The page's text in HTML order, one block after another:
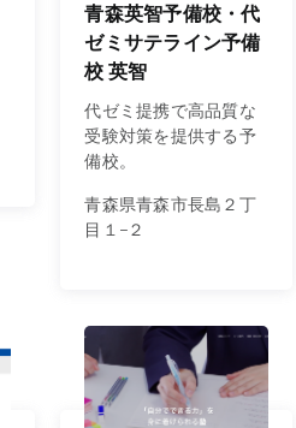
青森英智予備校・代
ゼミサテライン予備
校 英智
代ゼミ提携で高品質な
受験対策を提供する予
備校。
青森県青森市長島２丁
目１−２